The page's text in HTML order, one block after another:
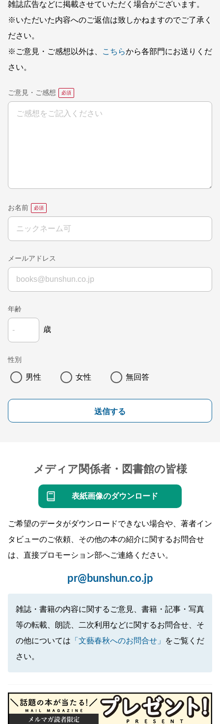
雑誌広告などに掲載させていただく場合がございます。
※いただいた内容へのご返信は致しかねますのでご了承く
ださい。
※ご意見・ご感想以外は、
こちらから各部門にお送りくだ
さい。
ご意見・ご感想
お名前
メールアドレス
年齢
歳
性別
男性 女性 無回答
送信する
メディア関係者・図書館の皆様
表紙画像のダウンロード
ご希望のデータがダウンロードできない場合や、著者イン
タビューのご依頼、その他の本の紹介に関するお問合せ
は、直接プロモーション部へご連絡ください。
pr@bunshun.co.jp
雑誌・書籍の内容に関するご意見、書籍・記事・写真
等の転載、朗読、二次利用などに関するお問合せ、そ
の他については 「文藝春秋へのお問合せ」
をご覧くだ
さい。